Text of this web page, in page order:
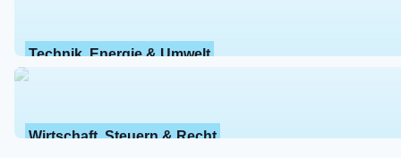
Technik, Energie & Umwelt
Wirtschaft, Steuern & Recht